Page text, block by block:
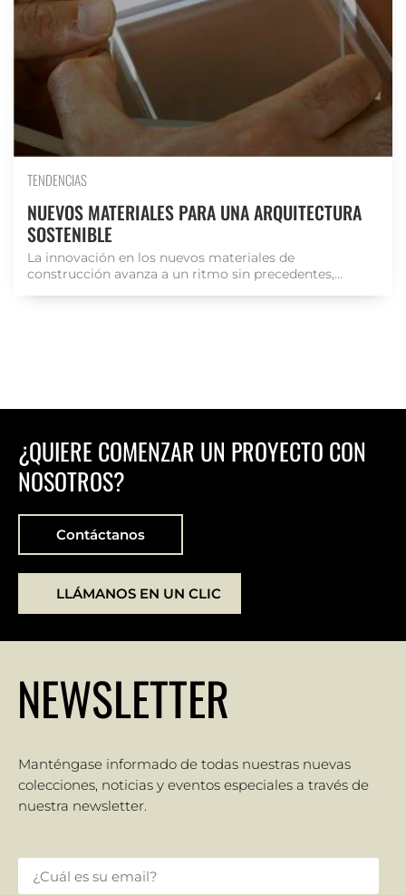
TENDENCIAS
NUEVOS MATERIALES PARA UNA ARQUITECTURA
SOSTENIBLE
La innovación en los nuevos materiales de
construcción avanza a un ritmo sin precedentes,...
¿QUIERE COMENZAR UN PROYECTO CON
NOSOTROS?
Contáctanos
LLÁMANOS EN UN CLIC
NEWSLETTER
Manténgase informado de todas nuestras nuevas
colecciones, noticias y eventos especiales a través de
nuestra newsletter.